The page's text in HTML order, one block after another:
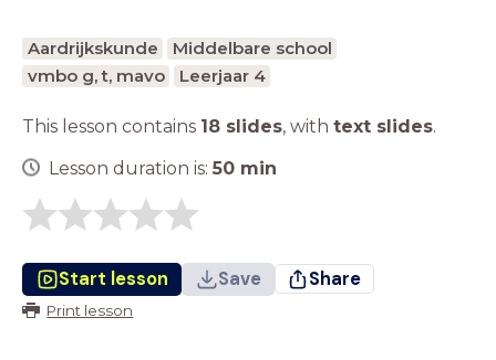
Aardrijkskunde
Middelbare school
vmbo g, t, mavo
Leerjaar 4
This lesson contains 18 slides, with text slides.
Lesson duration is: 50 min
Start lesson Save Share
Print lesson